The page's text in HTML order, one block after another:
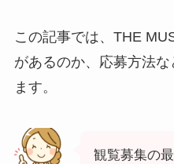
この記事では、THE
があるのか、応募方法
ます。
観覧募集の